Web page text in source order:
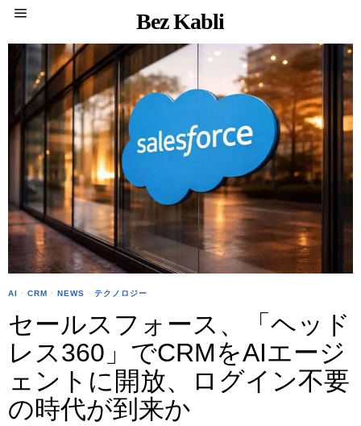
Bez Kabli
AI · CRM · NEWS · テクノロジー
セールスフォース、「ヘッド
レス360」でCRMをAIエージ
ェントに開放、ログイン不要
の時代が到来か